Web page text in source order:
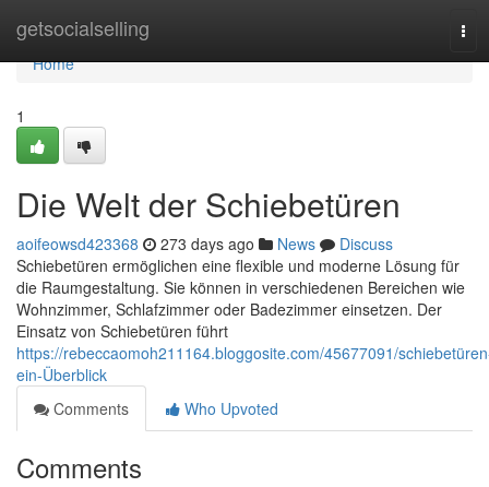
getsocialselling
Home
Home
1
Die Welt der Schiebetüren
aoifeowsd423368 273 days ago News
Discuss
Schiebetüren ermöglichen eine flexible und moderne Lösung für
die Raumgestaltung. Sie können in verschiedenen Bereichen wie
Wohnzimmer, Schlafzimmer oder Badezimmer einsetzen. Der
Einsatz von Schiebetüren führt
https://rebeccaomoh211164.bloggosite.com/45677091/
ein-Überblick
Comments
Who Upvoted
Comments